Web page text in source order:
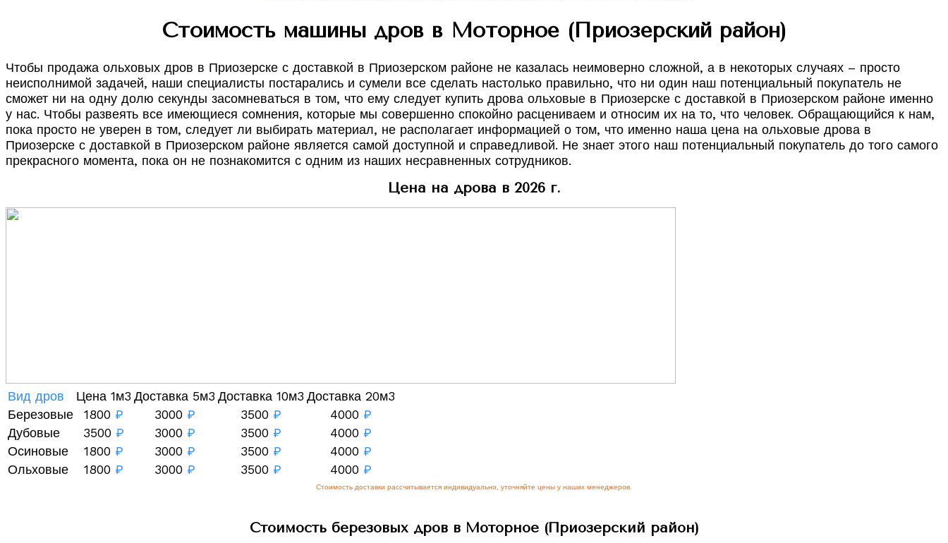
Стоимость машины дров в Моторное (Приозерский район)
Чтобы продажа ольховых дров в Приозерске с доставкой в Приозерском районе не казалась неимоверно сложной, а в некоторых случаях – просто
неисполнимой задачей, наши специалисты постарались и сумели все сделать настолько правильно, что ни один наш потенциальный покупатель не
сможет ни на одну долю секунды засомневаться в том, что ему следует купить дрова ольховые в Приозерске с доставкой в Приозерском районе именно
у нас. Чтобы развеять все имеющиеся сомнения, которые мы совершенно спокойно расцениваем и относим их на то, что человек. Обращающийся к нам,
пока просто не уверен в том, следует ли выбирать материал, не располагает информацией о том, что именно наша цена на ольховые дрова в
Приозерске с доставкой в Приозерском районе является самой доступной и справедливой. Не знает этого наш потенциальный покупатель до того самого
прекрасного момента, пока он не познакомится с одним из наших несравненных сотрудников.
Цена на дрова в 2026 г.
Вид дров Цена 1м3 Доставка 5м3 Доставка 10м3 Доставка 20м3
Березовые
1800 ₽ 3000 ₽ 3500 ₽ 4000 ₽
Дубовые
3500 ₽ 3000 ₽ 3500 ₽ 4000 ₽
Осиновые
1800 ₽ 3000 ₽ 3500 ₽ 4000 ₽
Ольховые
1800 ₽ 3000 ₽ 3500 ₽ 4000 ₽
Стоимость доставки рассчитывается индивидуально, уточняйте цены у наших менеджеров.
Стоимость березовых дров в Моторное (Приозерский район)